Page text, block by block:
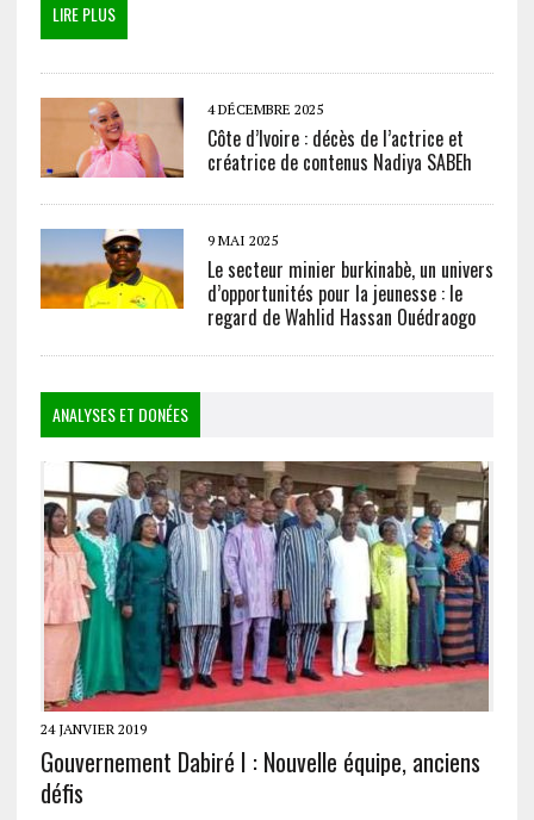
LIRE PLUS
4 DÉCEMBRE 2025
Côte d’Ivoire : décès de l’actrice et
créatrice de contenus Nadiya SABEh
9 MAI 2025
Le secteur minier burkinabè, un univers
d’opportunités pour la jeunesse : le
regard de Wahlid Hassan Ouédraogo
ANALYSES ET DONÉES
24 JANVIER 2019
Gouvernement Dabiré I : Nouvelle équipe, anciens
défis